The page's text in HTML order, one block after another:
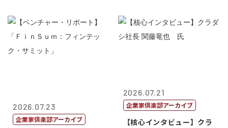
2026.07.23
企業家倶楽部アーカイブ
2026.07.21
企業家倶楽部アーカイブ
【核心インタビュー】クラ